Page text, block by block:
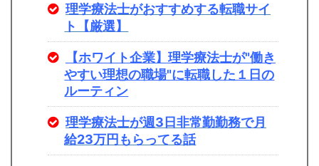
理学療法士がおすすめする転職サイ
ト【厳選】
【ホワイト企業】理学療法士が"働き
やすい理想の職場"に転職した１日の
ルーティン
理学療法士が週3日非常勤勤務で月
給23万円もらってる話